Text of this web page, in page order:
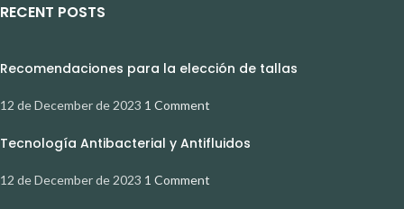
RECENT POSTS
Recomendaciones para la elección de tallas
12 de December de 2023 1 Comment
Tecnología Antibacterial y Antifluidos
12 de December de 2023 1 Comment